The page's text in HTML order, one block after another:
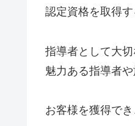
認定資格を取得
指導者として大
魅力ある指導者
お客様を獲得で